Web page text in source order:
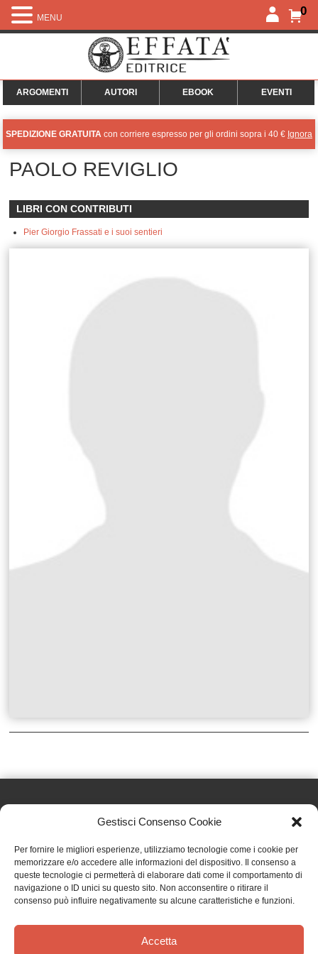
Gestisci Consenso Cookie
Per fornire le migliori esperienze, utilizziamo tecnologie come i cookie per
memorizzare e/o accedere alle informazioni del dispositivo. Il consenso a
queste tecnologie ci permetterà di elaborare dati come il comportamento di
navigazione o ID unici su questo sito. Non acconsentire o ritirare il
consenso può influire negativamente su alcune caratteristiche e funzioni.
Accetta
0
ARGOMENTI AUTORI EBOOK EVENTI
SPEDIZIONE GRATUITA con corriere espresso per gli ordini sopra i 40 € Ignora
PAOLO REVIGLIO
LIBRI CON CONTRIBUTI
Pier Giorgio Frassati e i suoi sentieri
Effatà Editrice di Pellegrino Paolo SAS
C.F. e P.IVA 09655250018
Via Tre Denti, 1 - 10060 Cantalupa (TO)
Telefono: (+39) 0121 353452 - Fax: (+39) 0121 353839
MENU